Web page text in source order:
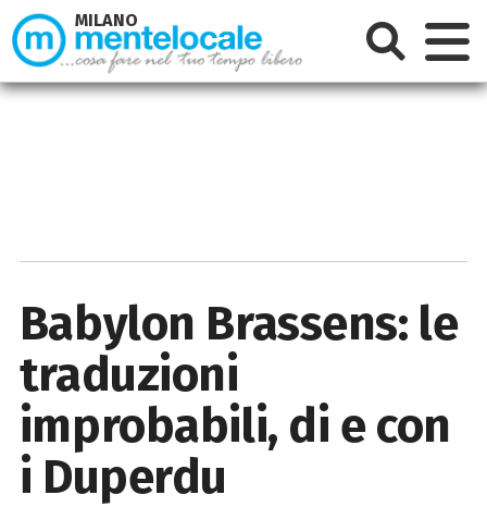
Babylon Brassens: le
traduzioni
improbabili, di e con
i Duperdu
MILANO